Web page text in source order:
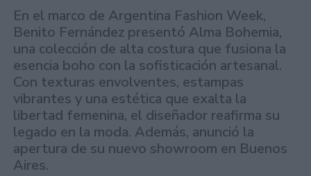
En el marco de Argentina Fashion Week,
Benito Fernández presentó Alma Bohemia,
una colección de alta costura que fusiona la
esencia boho con la sofisticación artesanal.
Con texturas envolventes, estampas
vibrantes y una estética que exalta la
libertad femenina, el diseñador reafirma su
legado en la moda. Además, anunció la
apertura de su nuevo showroom en Buenos
Aires.